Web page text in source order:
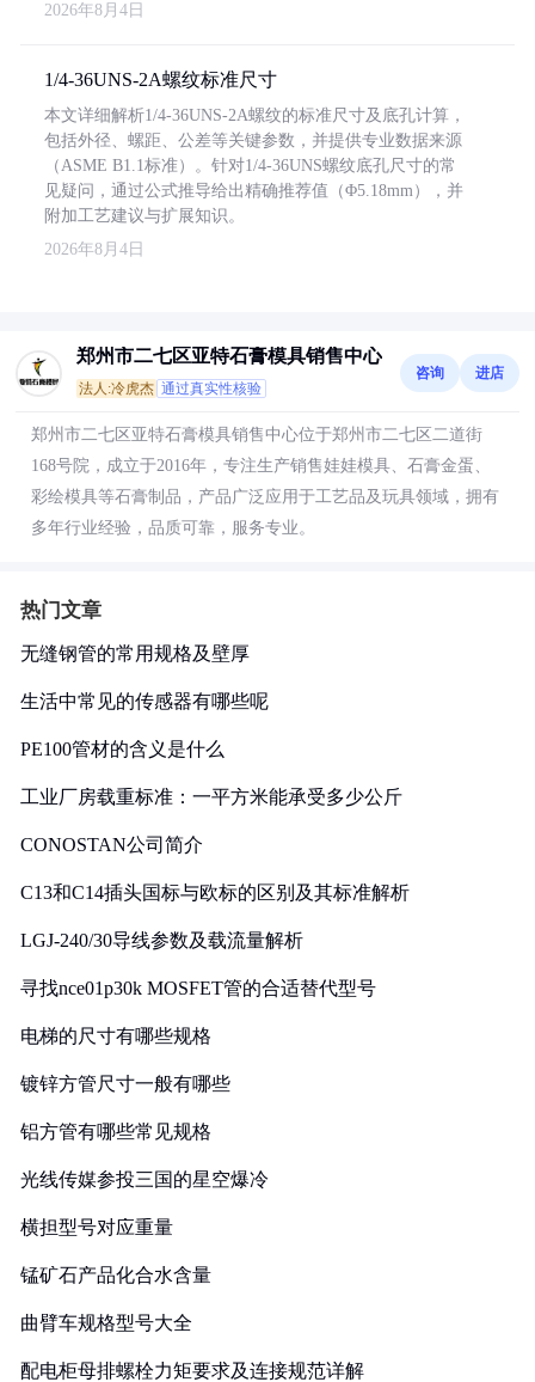
2026年8月4日
1/4-36UNS-2A螺纹标准尺寸
本文详细解析1/4-36UNS-2A螺纹的标准尺寸及底孔计算，
包括外径、螺距、公差等关键参数，并提供专业数据来源
（ASME B1.1标准）。针对1/4-36UNS螺纹底孔尺寸的常
见疑问，通过公式推导给出精确推荐值（Φ5.18mm），并
附加工艺建议与扩展知识。
2026年8月4日
郑州市二七区亚特石膏模具销售中心
法人:冷虎杰 通过真实性核验
咨询 进店
郑州市二七区亚特石膏模具销售中心位于郑州市二七区二道街
168号院，成立于2016年，专注生产销售娃娃模具、石膏金蛋、
彩绘模具等石膏制品，产品广泛应用于工艺品及玩具领域，拥有
多年行业经验，品质可靠，服务专业。
热门文章
无缝钢管的常用规格及壁厚
生活中常见的传感器有哪些呢
PE100管材的含义是什么
工业厂房载重标准：一平方米能承受多少公斤
CONOSTAN公司简介
C13和C14插头国标与欧标的区别及其标准解析
LGJ-240/30导线参数及载流量解析
寻找nce01p30k MOSFET管的合适替代型号
电梯的尺寸有哪些规格
镀锌方管尺寸一般有哪些
铝方管有哪些常见规格
光线传媒参投三国的星空爆冷
横担型号对应重量
锰矿石产品化合水含量
曲臂车规格型号大全
配电柜母排螺栓力矩要求及连接规范详解